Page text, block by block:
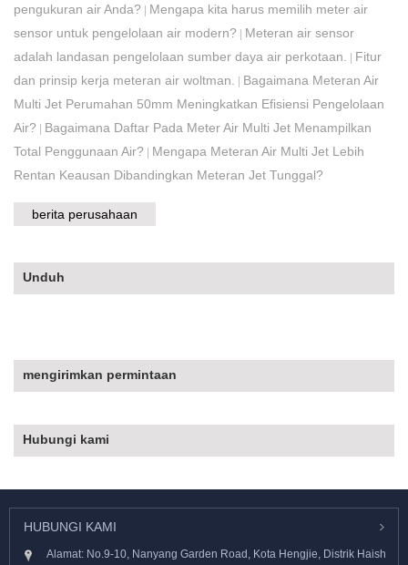
pengukuran air Anda? | Mengapa kita harus memilih meter air
sensor untuk pengelolaan air modern? | Meteran air sensor
adalah landasan pengelolaan sumber daya air perkotaan.
| Fitur
dan prinsip kerja meteran air woltman.
| Bagaimana Meteran Air
Multi Jet Perumahan 50mm Meningkatkan Efisiensi Pengelolaan
Air? | Bagaimana Daftar Pada Meter Air Multi Jet Menampilkan
Total Penggunaan Air? | Mengapa Meteran Air Multi Jet Lebih
Rentan Keausan Dibandingkan Meteran Jet Tunggal?
berita perusahaan
Unduh
mengirimkan permintaan
Hubungi kami
HUBUNGI KAMI
Alamat: No.9-10, Nanyang Garden Road, Kota Hengjie, Distrik Haish